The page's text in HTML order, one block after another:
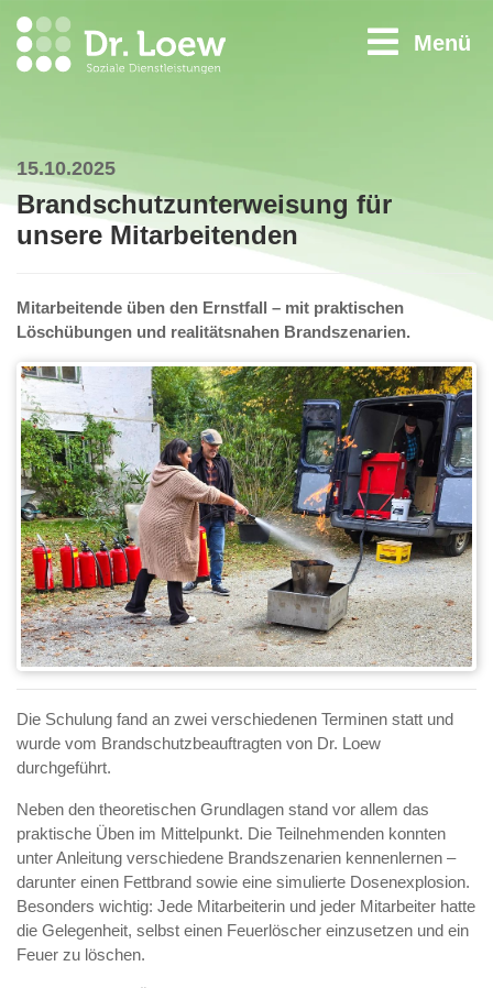
Menü
15.10.2025
Brandschutzunterweisung für
unsere Mitarbeitenden
Mitarbeitende üben den Ernstfall – mit praktischen
Löschübungen und realitätsnahen Brandszenarien.
Die Schulung fand an zwei verschiedenen Terminen statt und
wurde vom Brandschutzbeauftragten von Dr. Loew
durchgeführt.
Neben den theoretischen Grundlagen stand vor allem das
praktische Üben im Mittelpunkt. Die Teilnehmenden konnten
unter Anleitung verschiedene Brandszenarien kennenlernen –
darunter einen Fettbrand sowie eine simulierte Dosenexplosion.
Besonders wichtig: Jede Mitarbeiterin und jeder Mitarbeiter hatte
die Gelegenheit, selbst einen Feuerlöscher einzusetzen und ein
Feuer zu löschen.